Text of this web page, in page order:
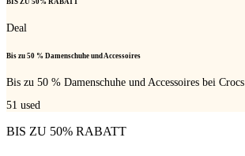
BIS ZU 50% RABATT
Deal
Bis zu 50 % Damenschuhe und Accessoires
Bis zu 50 % Damenschuhe und Accessoires bei Crocs
51 used
BIS ZU 50% RABATT